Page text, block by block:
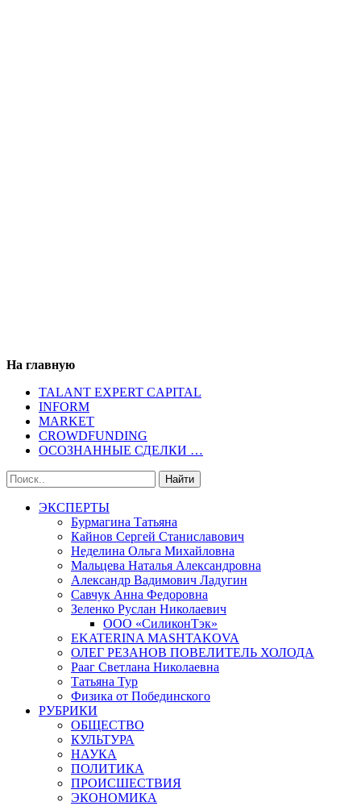
На главную
TALANT EXPERT CAPITAL
INFORM
MARKET
CROWDFUNDING
ОСОЗНАННЫЕ СДЕЛКИ …
ЭКСПЕРТЫ
Бурмагина Татьяна
Кайнов Сергей Станиславович
Неделина Ольга Михайловна
Мальцева Наталья Александровна
Александр Вадимович Ладугин
Савчук Анна Федоровна
Зеленко Руслан Николаевич
ООО «СиликонТэк»
EKATERINA MASHTAKOVA
ОЛЕГ РЕЗАНОВ ПОВЕЛИТЕЛЬ ХОЛОДА
Рааг Светлана Николаевна
Татьяна Тур
Физика от Побединского
РУБРИКИ
ОБЩЕСТВО
КУЛЬТУРА
НАУКА
ПОЛИТИКА
ПРОИСШЕСТВИЯ
ЭКОНОМИКА